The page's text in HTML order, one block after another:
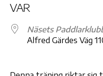
VAR
Näsets
Alfred Gärdes Väg